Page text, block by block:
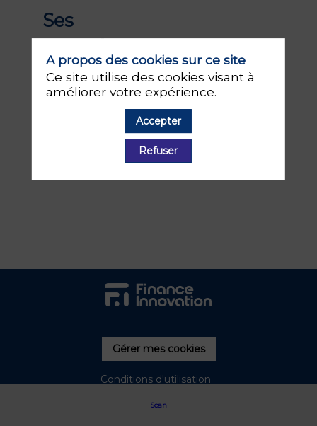
Ses
sessions
Retrouvez la liste de toutes les sessions
présentées par ce speaker pour ne
manquer aucune de ses interventions.
Toutes les sessions
Gérer mes cookies
Conditions d'utilisation
Scan
A propos des cookies sur ce site
Ce site utilise des cookies visant à
améliorer votre expérience.
Accepter
Refuser